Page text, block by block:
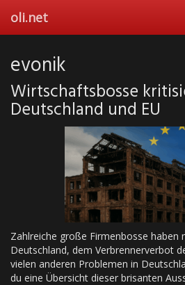
main
oli.net
evonik
Wirtschaftsbosse
Deutschland und EU
Zahlreiche große Firmenbosse haben
Deutschland, dem Verbrennerverbot
vielen anderen Problemen in
du eine Übersicht dieser brisanten